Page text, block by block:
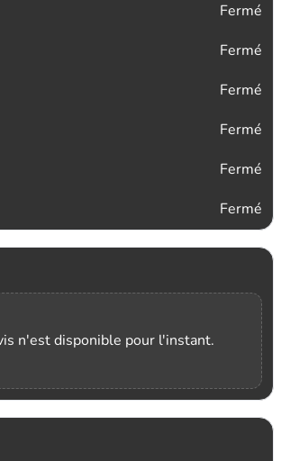
Fermé
Fermé
Fermé
Fermé
Fermé
Fermé
n'est disponible pour l'instant.